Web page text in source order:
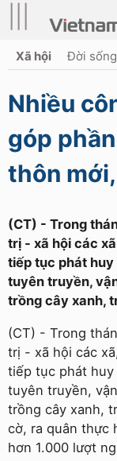
Xã hội Đời sống
Nhiều
góp
thôn
(CT) - Trong
trị - xã hội các
tiếp tục phát
tuyên truyền,
trồng cây xanh,
(CT) - Trong
trị - xã hội các
tiếp tục phát
tuyên truyền,
trồng cây xanh,
cờ, ra quân thực
hơn 1.000 lượt